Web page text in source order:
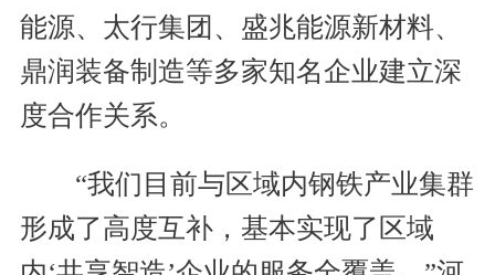
能源、太行集团、盛兆能源新材料、
鼎润装备制造等多家知名企业建立深
度合作关系。
“我们目前与区域内钢铁产业集群
形成了高度互补，基本实现了区域